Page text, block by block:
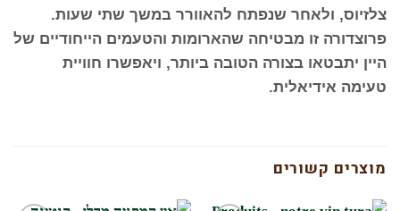
צלזיוס, ולאחר שנפתח להאוורר במשך שתי שעות.
פרוצדורה זו מבטיחה שהארומות והטעמים הייחודיים של
היין יתבטאו בצורה הטובה ביותר, ויאפשרו חוויית
טעימה אידיאלית.
מוצרים קשורים